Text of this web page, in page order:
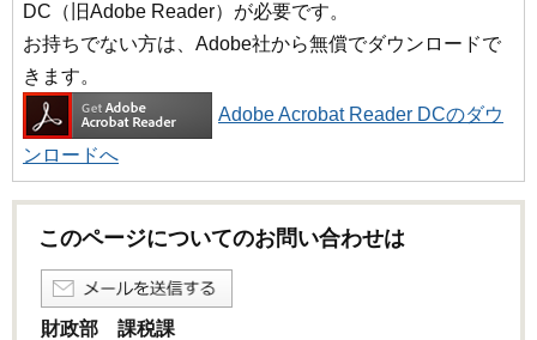
DC（旧Adobe Reader）が必要です。
お持ちでない方は、Adobe社から無償でダウンロードで
きます。
Adobe Acrobat Reader DCのダウ
ンロードへ
このページについてのお問い合わせは
財政部 課税課